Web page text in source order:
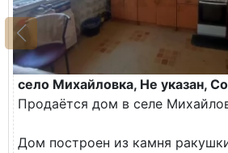
село Михайловка, Не указан,
Продаётся дом в селе
Дом построен из камня